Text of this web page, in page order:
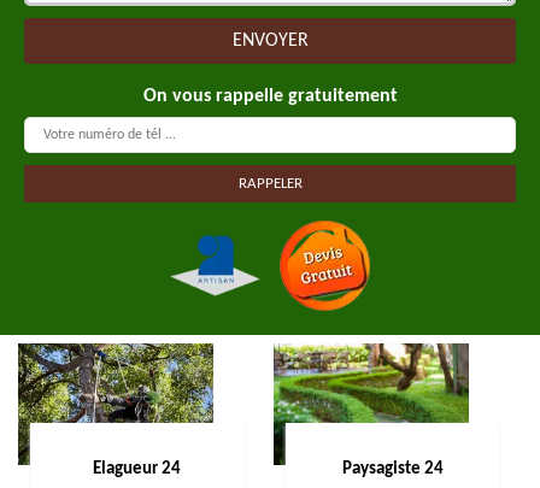
On vous rappelle gratuitement
Elagueur 24 Paysagiste 24